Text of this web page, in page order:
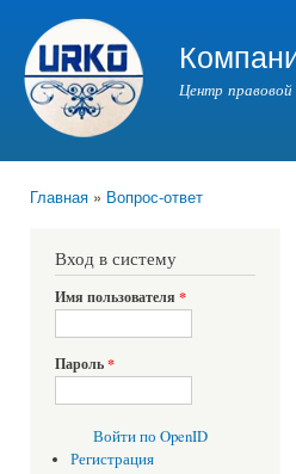
Центр
Главная » Вопрос-ответ
Вход в систему
Имя пользователя *
Пароль*
Войти по OpenID
Регистрация